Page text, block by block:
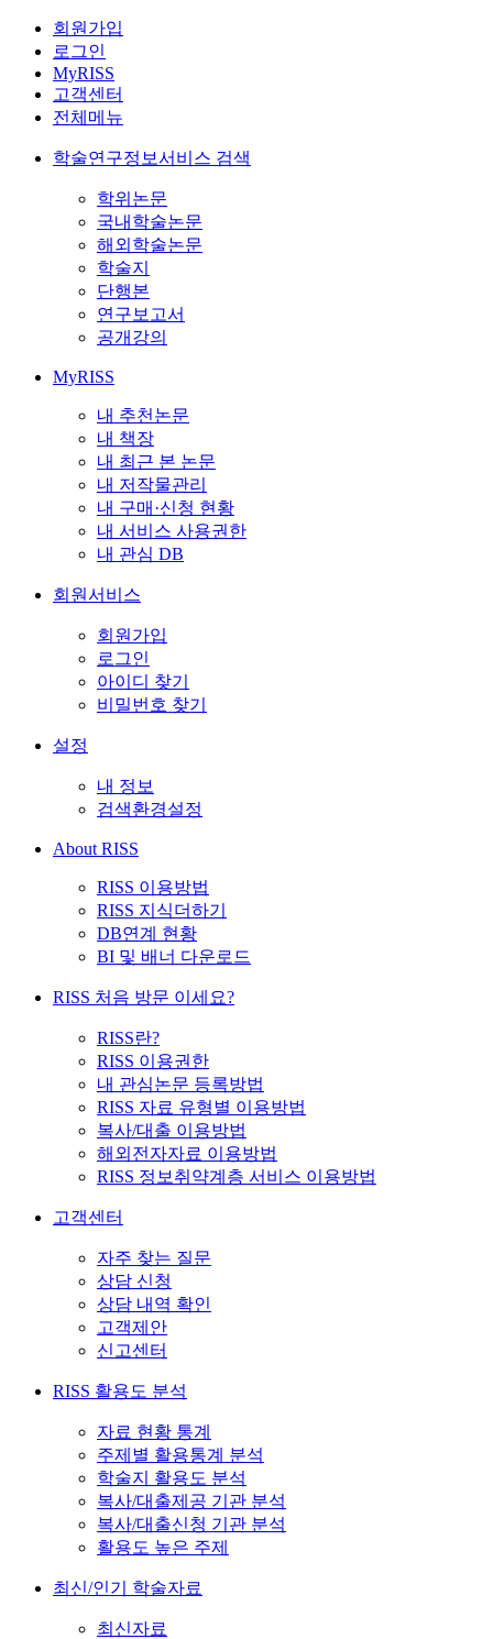
회원가입
로그인
MyRISS
고객센터
전체메뉴
학술연구정보서비스 검색
학위논문
국내학술논문
해외학술논문
학술지
단행본
연구보고서
공개강의
MyRISS
내 추천논문
내 책장
내 최근 본 논문
내 저작물관리
내 구매·신청 현황
내 서비스 사용권한
내 관심 DB
회원서비스
회원가입
로그인
아이디 찾기
비밀번호 찾기
설정
내 정보
검색환경설정
About RISS
RISS 이용방법
RISS 지식더하기
DB연계 현황
BI 및 배너 다운로드
RISS 처음 방문 이세요?
RISS란?
RISS 이용권한
내 관심논문 등록방법
RISS 자료 유형별 이용방법
복사/대출 이용방법
해외전자자료 이용방법
RISS 정보취약계층 서비스 이용방법
고객센터
자주 찾는 질문
상담 신청
상담 내역 확인
고객제안
신고센터
RISS 활용도 분석
자료 현황 통계
주제별 활용통계 분석
학술지 활용도 분석
복사/대출제공 기관 분석
복사/대출신청 기관 분석
활용도 높은 주제
최신/인기 학술자료
최신자료